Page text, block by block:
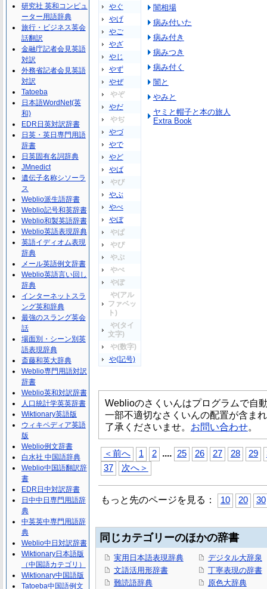
やぐ
やげ
やご
やざ
やじ
やず
やぜ
やぞ
やだ
やぢ
やづ
やで
やど
やば
やび
やぶ
やべ
やぼ
やぱ
やぴ
やぷ
やぺ
やぽ
や(アル
ファベッ
ト)
や(タイ
文字)
や(数字)
や(記号)
闇相場
病み付いた
病み付き
病みつき
病み付く
闇と
やみと
ヤミと帽子と本の旅人
Extra Book
Weblioのさくいんはプログラムで自
一部不適切なさくいんの配置が含ま
了承くださいませ。 お問い合わせ。
＜前へ 1 2 .... 25 26 27 28 29
37
次へ＞
もっと先のページを見る： 10 20 30
同じカテゴリーのほかの辞書
実用日本語表現辞典
文語活用形辞書
難読語辞典
デジタル大辞泉
丁寧表現の辞書
原色大辞典
研究社 英和コンピュ
ーター用語辞典
旅行・ビジネス英会
話翻訳
金融庁記者会見英語
対訳
外務省記者会見英語
対訳
Tatoeba
日本語WordNet(英
和)
EDR日英対訳辞書
日英・英日専門用語
辞書
日英固有名詞辞典
JMnedict
遺伝子名称シソーラ
ス
Weblio派生語辞書
Weblio記号和英辞書
Weblio和製英語辞書
Weblio英語表現辞典
英語イディオム表現
辞典
メール英語例文辞書
Weblio英語言い回し
辞典
インターネットスラ
ング英和辞典
最強のスラング英会
話
場面別・シーン別英
語表現辞典
斎藤和英大辞典
Weblio専門用語対訳
辞書
Weblio英和対訳辞書
人口統計学英英辞書
Wiktionary英語版
ウィキペディア英語
版
Weblio例文辞書
白水社 中国語辞典
Weblio中国語翻訳辞
書
EDR日中対訳辞書
日中中日専門用語辞
典
中英英中専門用語辞
典
Weblio中日対訳辞書
Wiktionary日本語版
（中国語カテゴリ）
Wiktionary中国語版
Tatoeba中国語例文